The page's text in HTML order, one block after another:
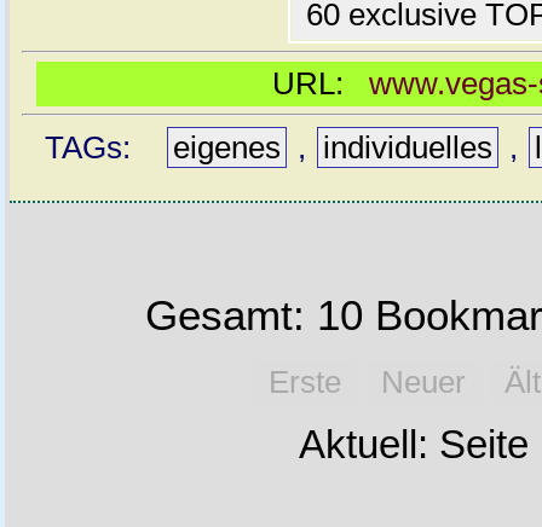
60 exclusive
URL:
TAGs:
eigenes , individuelles ,
Gesamt: 10
Erste Neuer
Aktuell: Seite